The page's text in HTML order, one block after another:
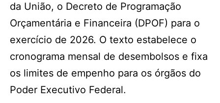
da União, o Decreto de Programação
Orçamentária e Financeira (DPOF) para o
exercício de 2026. O texto estabelece o
cronograma mensal de desembolsos e fixa
os limites de empenho para os órgãos do
Poder Executivo Federal.